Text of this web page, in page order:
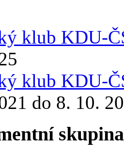
klub KDU-
klub KDU-
do 8. 10.